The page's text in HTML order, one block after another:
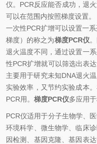
仪。PCR反应能否成功，退
可以在范围内按照梯度设置。
一次性PCR扩增可以设置一
梯度）的称之为梯度PCR仪
退火温度不同，通过设置一
性PCR扩增就可以筛选出表
主要用于研究未知DNA退火
实验效率，又节约实验成本
PCR用。 梯度PCR仪多应用
PCR仪适用于分子生物学、
环境科学、微生物学、临床
因检测、基因克隆、基因表